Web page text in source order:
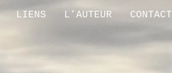
LIENS L’AUTEUR CONTACT